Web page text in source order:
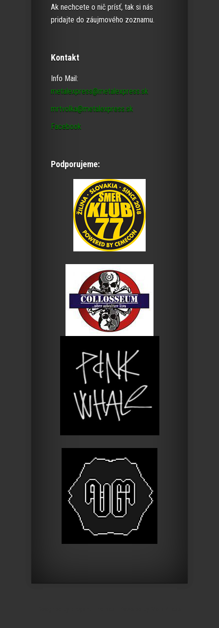
Ak nechcete o nič prísť, tak si nás
pridajte do záujmového zoznamu.
Kontakt
Info Mail:
metalexpress@metalexpress.sk
mrtvolka@metalexpress.sk
Facebook
Podporujeme: